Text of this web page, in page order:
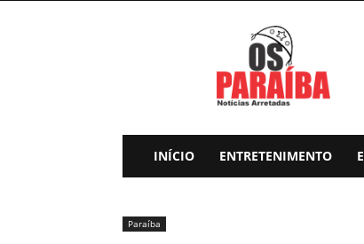
INÍCIO ENTRETENIMENTO
Paraíba